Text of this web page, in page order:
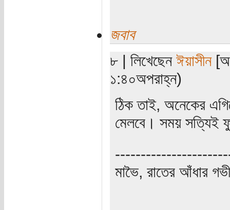
জবাব
৮ | লিখেছেন ঈয়াসীন
১:৪০অপরাহ্ন)
ঠিক তাই, অনেকের
মেলবে। সময় সত্যিই
মাভৈ, রাতের আঁধার